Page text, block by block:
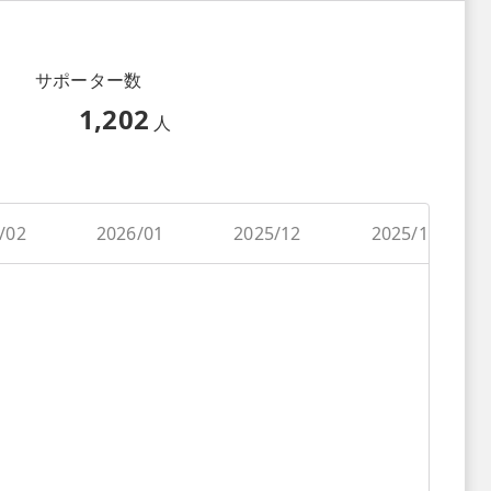
サポーター数
1,202 人
02 2026/01 2025/12 2025/11